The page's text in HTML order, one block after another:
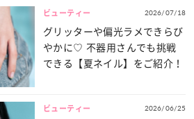
ビューティー 2026/07/18
グリッターや偏光ラメできらび
やかに♡ 不器用さんでも挑戦
できる【夏ネイル】をご紹介！
ビューティー 2026/06/25